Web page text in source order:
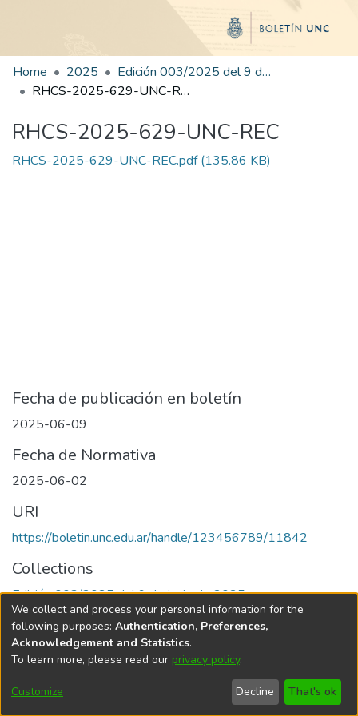
Home 2025
Edición 003/2025 del 9 de junio de 2025
RHCS-2025-629-UNC-REC
RHCS-2025-629-UNC-REC
RHCS-2025-629-UNC-REC.pdf(135.86 KB)
Fecha de publicación en boletín
2025-06-09
Fecha de Normativa
2025-06-02
URI
https://boletin.unc.edu.ar/handle/123456789/11842
Collections
Edición 003/2025 del 9 de junio de 2025
Universidad Nacional de Córdoba
We collect and process your personal information for the
following purposes: Authentication, Preferences,
Acknowledgement and Statistics.
To learn more, please read our privacy policy.
Customize Decline That's ok